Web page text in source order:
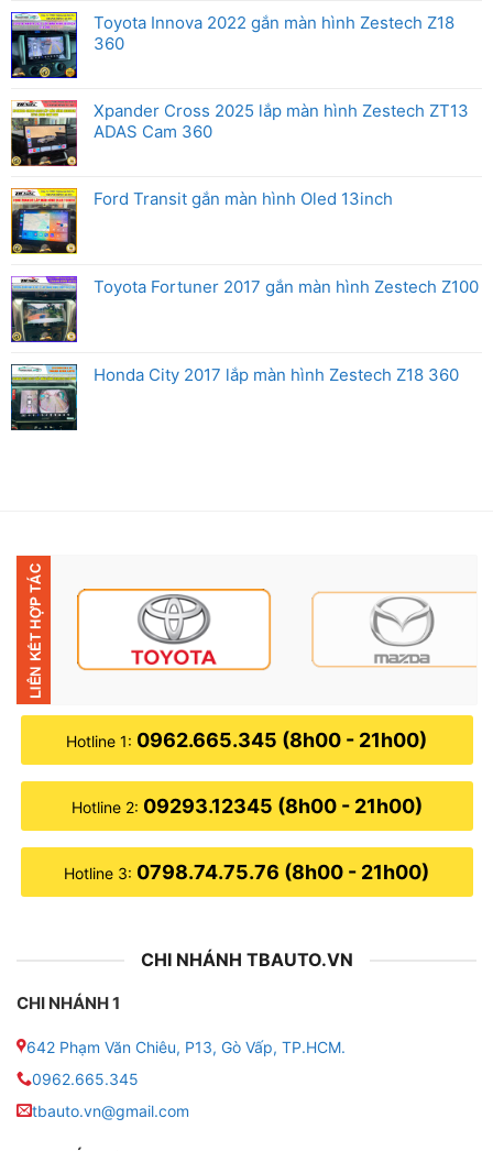
Toyota Innova 2022 gắn màn hình Zestech Z18
360
Xpander Cross 2025 lắp màn hình Zestech ZT13
ADAS Cam 360
Ford Transit gắn màn hình Oled 13inch
Toyota Fortuner 2017 gắn màn hình Zestech Z100
Honda City 2017 lắp màn hình Zestech Z18 360
Hotline 1: 0962.665.345 (8h00 - 21h00)
Hotline 2: 09293.12345 (8h00 - 21h00)
Hotline 3: 0798.74.75.76 (8h00 - 21h00)
CHI NHÁNH TBAUTO.VN
CHI NHÁNH 1
642 Phạm Văn Chiêu, P13, Gò Vấp, TP.HCM.
0962.665.345
tbauto.vn@gmail.com